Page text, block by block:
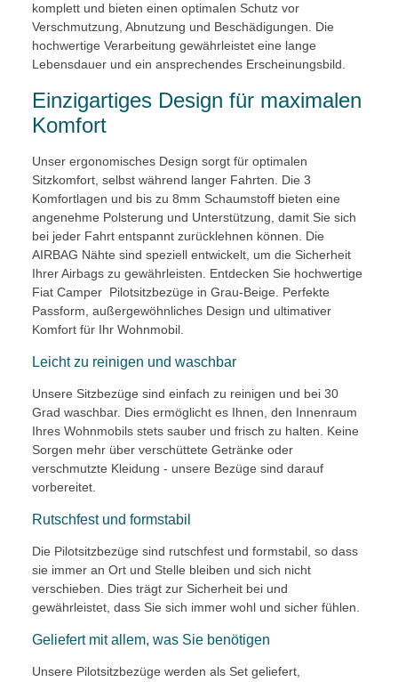
komplett und bieten einen optimalen Schutz vor
Verschmutzung, Abnutzung und Beschädigungen. Die
hochwertige Verarbeitung gewährleistet eine lange
Lebensdauer und ein ansprechendes Erscheinungsbild.
Einzigartiges Design für maximalen
Komfort
Unser ergonomisches Design sorgt für optimalen
Sitzkomfort, selbst während langer Fahrten. Die 3
Komfortlagen und bis zu 8mm Schaumstoff bieten eine
angenehme Polsterung und Unterstützung, damit Sie sich
bei jeder Fahrt entspannt zurücklehnen können. Die
AIRBAG Nähte sind speziell entwickelt, um die Sicherheit
Ihrer Airbags zu gewährleisten. Entdecken Sie hochwertige
Fiat Camper Pilotsitzbezüge in Grau-Beige. Perfekte
Passform, außergewöhnliches Design und ultimativer
Komfort für Ihr Wohnmobil.
Leicht zu reinigen und waschbar
Unsere Sitzbezüge sind einfach zu reinigen und bei 30
Grad waschbar. Dies ermöglicht es Ihnen, den Innenraum
Ihres Wohnmobils stets sauber und frisch zu halten. Keine
Sorgen mehr über verschüttete Getränke oder
verschmutzte Kleidung - unsere Bezüge sind darauf
vorbereitet.
Rutschfest und formstabil
Die Pilotsitzbezüge sind rutschfest und formstabil, so dass
sie immer an Ort und Stelle bleiben und sich nicht
verschieben. Dies trägt zur Sicherheit bei und
gewährleistet, dass Sie sich immer wohl und sicher fühlen.
Geliefert mit allem, was Sie benötigen
Unsere Pilotsitzbezüge werden als Set geliefert,